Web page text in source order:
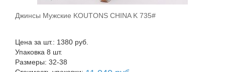
В корзину
Джинсы Мужские KOUTONS CHINA K 735#
Цена за шт.: 1380 руб.
Упаковка 8 шт.
Размеры: 32-38